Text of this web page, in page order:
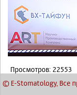
Просмотров: 22553
© E-Stomatology, Все